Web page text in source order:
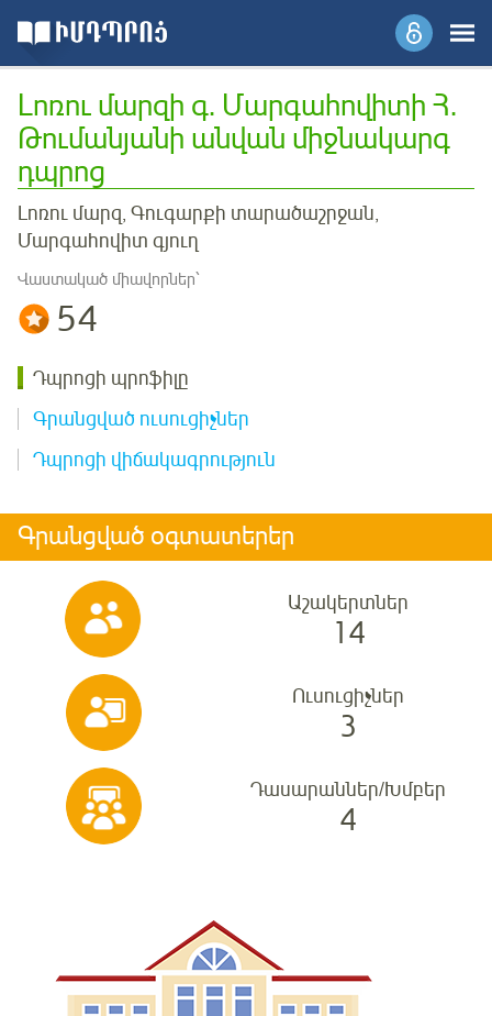
Լոռու մարզի գ. Մարգահովիտի Հ.
Թումանյանի անվան միջնակարգ
դպրոց
Լոռու մարզ, Գուգարքի տարածաշրջան,
Մարգահովիտ գյուղ
Վաստակած միավորներ՝
54
Դպրոցի պրոֆիլը
Գրանցված ուսուցիչներ
Դպրոցի վիճակագրություն
Գրանցված օգտատերեր
Աշակերտներ
14
Ուսուցիչներ
3
Դասարաններ/Խմբեր
4